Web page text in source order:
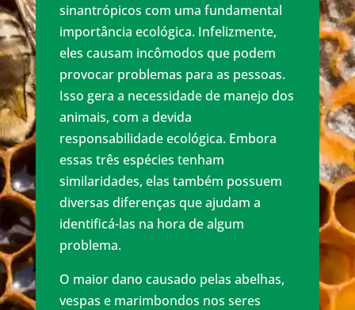
sinantrópicos com uma fundamental
importância ecológica. Infelizmente,
eles causam incômodos que podem
provocar problemas para as pessoas.
Isso gera a necessidade de manejo dos
animais, com a devida
responsabilidade ecológica. Embora
essas três espécies tenham
similaridades, elas também possuem
diversas diferenças que ajudam a
identificá-las na hora de algum
problema.
O maior dano causado pelas abelhas,
vespas e marimbondos nos seres